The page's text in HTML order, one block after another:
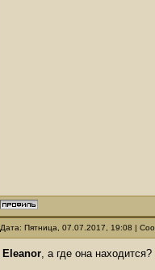
Дата: Пятница, 07.07.2017, 19:08 |
Eleanor , а где она